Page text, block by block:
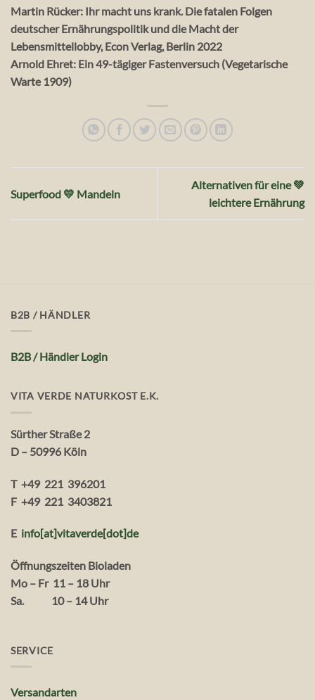
Martin Rücker: Ihr macht uns krank. Die fatalen Folgen
deutscher Ernährungspolitik und die Macht der
Lebensmittellobby, Econ Verlag, Berlin 2022
Arnold Ehret: Ein 49-tägiger Fastenversuch (Vegetarische
Warte 1909)
Superfood 💛 Mandeln
Alternativen für eine 💚
leichtere Ernährung
B2B / HÄNDLER
B2B / Händler Login
VITA VERDE NATURKOST E.K.
Sürther Straße 2
D – 50996 Köln
T +49 221 396201
F +49 221 3403821
E info[at]vitaverde[dot]de
Öffnungszeiten Bioladen
Mo – Fr 11 – 18 Uhr
Sa. 10 – 14 Uhr
SERVICE
Versandarten